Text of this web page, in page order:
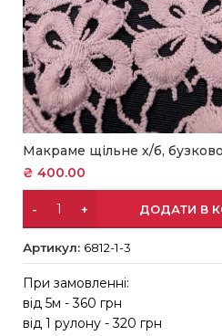
Макраме щільне х/б,
₴ 400.00
ДОДАТИ В
Артикул: 6812-1-3
При замовленні:
від 5м - 360 грн
від 1 рулону - 320 грн